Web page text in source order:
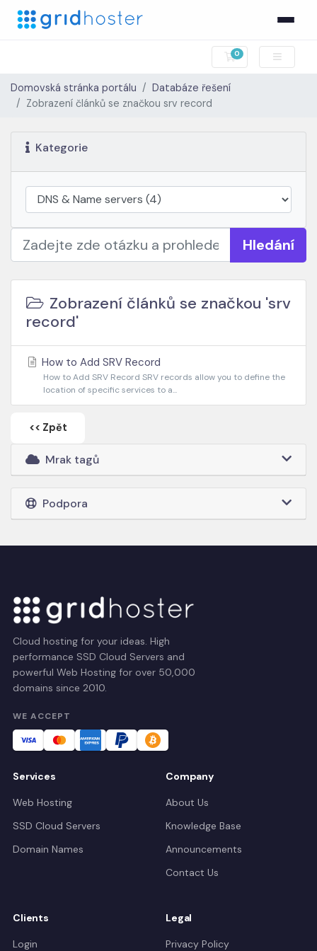
0
Nákupní Košík
Domovská stránka portálu
Databáze řešení
Zobrazení článků se značkou srv record
Kategorie
Hledání
Zobrazení článků se značkou 'srv
record'
How to Add SRV Record
How to Add SRV Record SRV records allow you to define the
location of specific services to a...
<< Zpět
Mrak tagů
Podpora
Cloud hosting for your ideas. High
performance SSD Cloud Servers and
powerful Web Hosting for over 50,000
domains since 2010.
WE ACCEPT
Services
Web Hosting
SSD Cloud Servers
Domain Names
Company
About Us
Knowledge Base
Announcements
Contact Us
Clients
Login
Legal
Privacy Policy